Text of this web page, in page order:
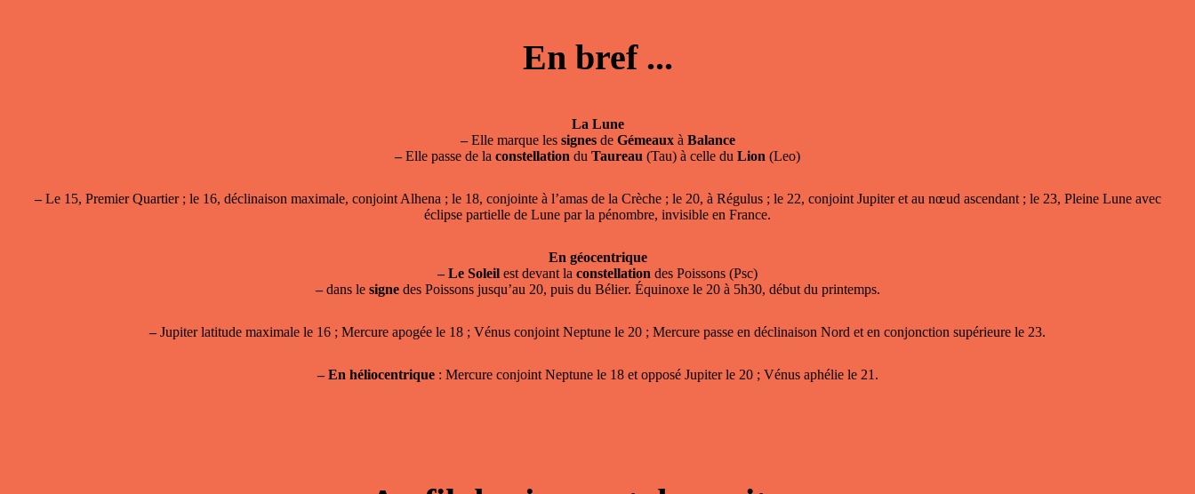
En bref ...
La Lune
–Elle marque les signesde Gémeauxà Balance
–Elle passe de la constellation du Taureau (Tau) à celle du Lion (Leo)
–Le 15, Premier Quartier ; le 16, déclinaison maximale, conjoint Alhena ; le 18, conjointe à l’amas de la Crèche ; le 20, à Régulus ; le 22, conjoint Jupiter et au nœud ascendant ; le 23, Pleine Lune avec
éclipse partielle de Lune par la pénombre, invisible en France.
En géocentrique
– Le Soleil est devant la constellation des Poissons (Psc)
–dans le signedes Poissons jusqu’au 20, puis du Bélier. Équinoxe le 20 à 5h30, début du printemps.
–Jupiter latitude maximale le 16 ; Mercure apogée le 18 ; Vénus conjoint Neptune le 20 ; Mercure passe en déclinaison Nord et en conjonction supérieure le 23.
– En héliocentrique: Mercure conjoint Neptune le 18 et opposé Jupiter le 20 ; Vénus aphélie le 21.